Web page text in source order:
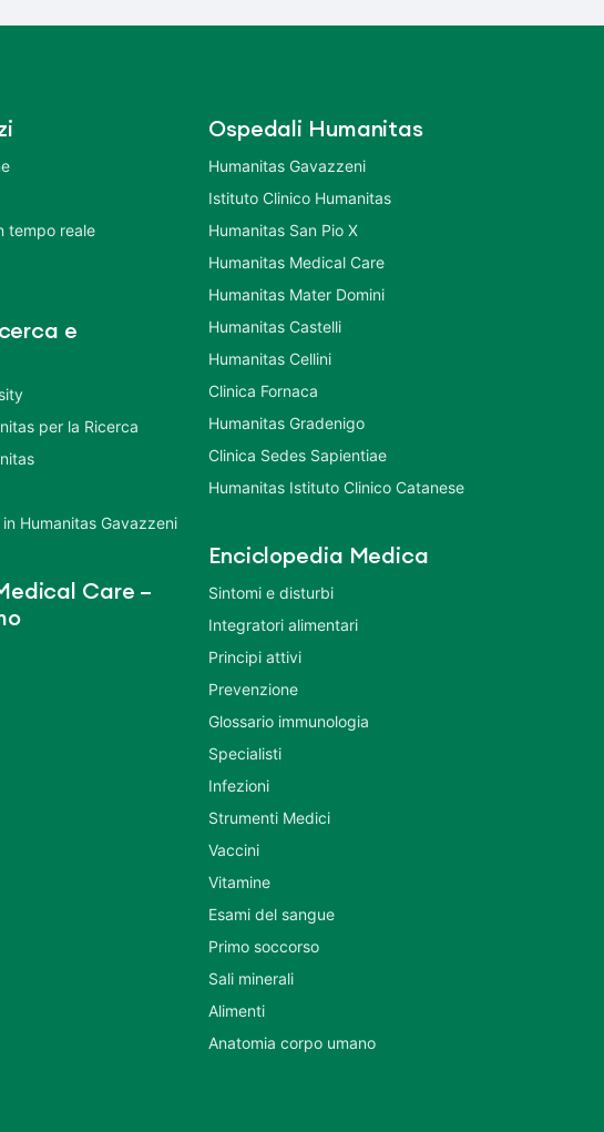
tempo reale
e
per la Ricerca
Humanitas Gavazzeni
Care –
Ospedali Humanitas
Humanitas Gavazzeni
Istituto Clinico Humanitas
Humanitas San Pio X
Humanitas Medical Care
Humanitas Mater Domini
Humanitas Castelli
Humanitas Cellini
Clinica Fornaca
Humanitas Gradenigo
Clinica Sedes Sapientiae
Humanitas Istituto Clinico Catanese
Enciclopedia Medica
Sintomi e disturbi
Integratori alimentari
Principi attivi
Prevenzione
Glossario immunologia
Specialisti
Infezioni
Strumenti Medici
Vaccini
Vitamine
Esami del sangue
Primo soccorso
Sali minerali
Alimenti
Anatomia corpo umano